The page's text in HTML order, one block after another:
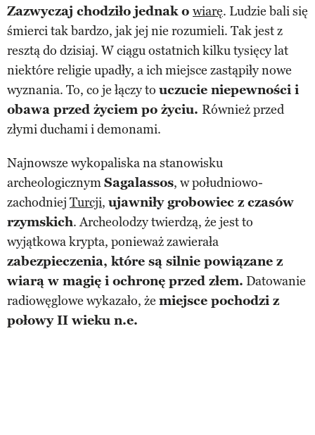
Zazwyczaj chodziło jednak o wiarę. Ludzie bali się
śmierci tak bardzo, jak jej nie rozumieli. Tak jest z
resztą do dzisiaj. W ciągu ostatnich kilku tysięcy lat
niektóre religie upadły, a ich miejsce zastąpiły nowe
wyznania. To, co je łączy to uczucie niepewności i
obawa przed życiem po życiu. Również przed
złymi duchami i demonami.
Najnowsze wykopaliska na stanowisku
archeologicznymSagalassos, w południowo-
zachodniej Turcji, ujawniły grobowiec z czasów
rzymskich. Archeolodzy twierdzą, że jest to
wyjątkowa krypta, ponieważ zawierała
zabezpieczenia, które są silnie powiązane z
wiarą w magię i ochronę przed złem. Datowanie
radiowęglowe wykazało, że miejsce pochodzi z
połowy II wieku n.e.